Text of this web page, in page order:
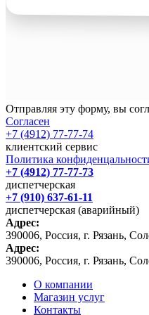
Отправляя эту форму, вы
Согласен
+7 (4912) 77-77-74
клиентский сервис
Политика
+7 (4912) 77-77-73
диспетчерская
+7 (910) 637-61-11
диспетчерская (аварийный)
Адрес:
390006, Россия, г. Рязань,
Адрес:
390006, Россия, г. Рязань,
О компании
Магазин услуг
Контакты